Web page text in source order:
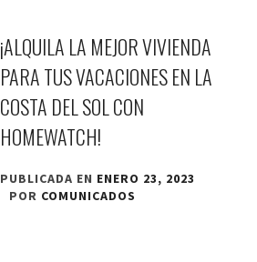
¡ALQUILA LA MEJOR VIVIENDA
PARA TUS VACACIONES EN LA
COSTA DEL SOL CON
HOMEWATCH!
PUBLICADA EN ENERO 23, 2023
POR COMUNICADOS